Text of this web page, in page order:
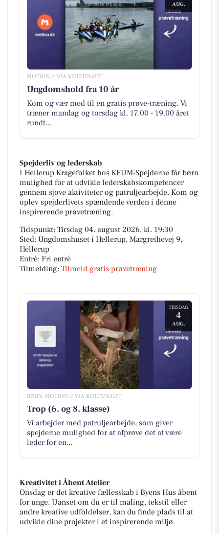
AUG.
MOTION // VIA KULTUNAUT
Ungdomshold fra 10 år
Kom og vær med til en gratis prøve-træning. Vi
træner mandag og torsdag kl. 17.00 - 19.00 året
rundt...
Spejderliv og lederskab
I Hellerup Kragefolket hos KFUM-Spejderne får børn
mulighed for at udvikle lederskabskompetencer
gennem sjove aktiviteter og patruljearbejde. Kom og
oplev spejderlivets spændende verden i denne
inspirerende prøvetræning.
Tidspunkt: Tirsdag 04. august 2026, kl. 19:30
Sted: Ungdomshuset i Hellerup, Margrethevej 9,
Hellerup
Entré: Fri entré
Tilmelding: Tilmeld gratis prøvetræning
TIRSDAG
4
AUG.
BØRN, MOTION // VIA KULTUNAUT
Trop (6. og 8. klasse)
Vi arbejder med patruljearbejde, som giver
spejderne mulighed for at afprøve det at være
leder for en...
Kreativitet i Åbent Atelier
Onsdag er det kreative fællesskab i Byens Hus åbent
for unge. Uanset om du er til maling, tekstil eller
andre kreative udfoldelser, kan du finde plads til at
udvikle dine projekter i et inspirerende miljø.